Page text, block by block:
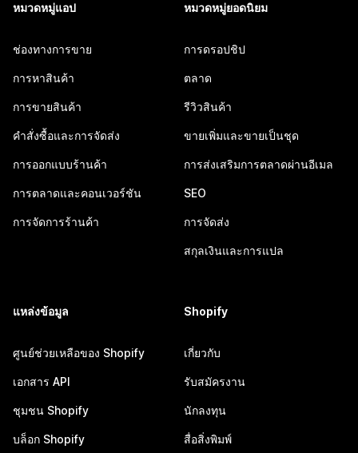
หมวดหมู่แอป
ช่องทางการขาย
การหาสินค้า
การขายสินค้า
คำสั่งซื้อและการจัดส่ง
การออกแบบร้านค้า
การตลาดและคอนเวอร์ชัน
การจัดการร้านค้า
หมวดหมู่ยอดนิยม
การดรอปชิป
ตลาด
รีวิวสินค้า
ขายเพิ่มและขายเป็นชุด
การส่งเสริมการตลาดผ่านอีเมล
SEO
การจัดส่ง
สกุลเงินและการแปล
แหล่งข้อมูล
ศูนย์ช่วยเหลือของ Shopify
เอกสาร API
ชุมชน Shopify
บล็อก Shopify
Shopify
เกี่ยวกับ
รับสมัครงาน
นักลงทุน
สื่อสิ่งพิมพ์